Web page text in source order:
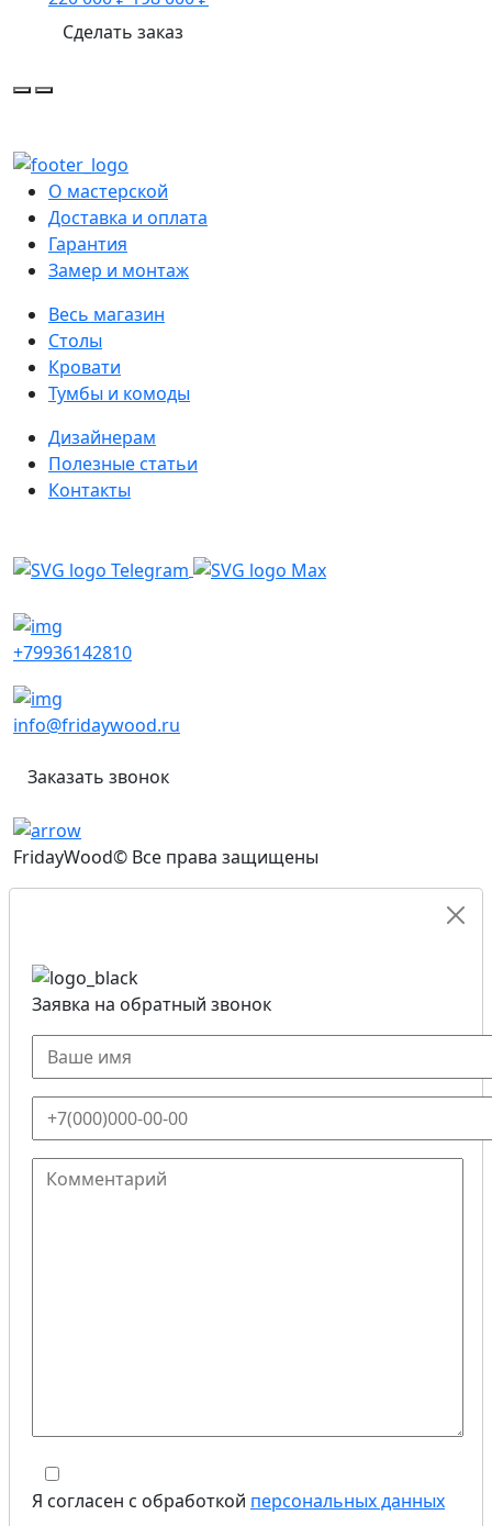
Сделать заказ
О мастерской
Доставка и оплата
Гарантия
Замер и монтаж
Весь магазин
Столы
Кровати
Тумбы и комоды
Дизайнерам
Полезные статьи
Контакты
+79936142810
info@fridaywood.ru
Заказать звонок
FridayWood© Все права защищены
Заявка на обратный звонок
Я согласен с обработкой персональных данных